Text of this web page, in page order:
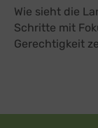
Wie sieht die
Schritte mit
Gerechtigkeit